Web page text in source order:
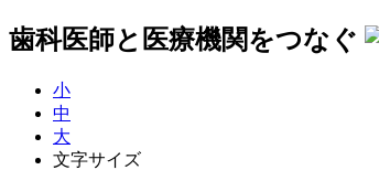
歯科医師と医療機関をつなぐ
小
中
大
文字サイズ